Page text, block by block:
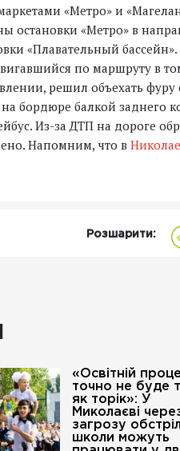
«Метро» и
остановки «Метро» в
«Плавательный
по маршруту в
решил объехать фуру
бордюре балкой заднего
Из-за ДТП на дороге
Напомним, что в
Розшарити:
«Освітній
точно не буде
як торік»: У
Миколаєві
загрозу
школи можуть